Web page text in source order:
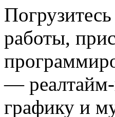
работы,
— реалтайм-
графику и